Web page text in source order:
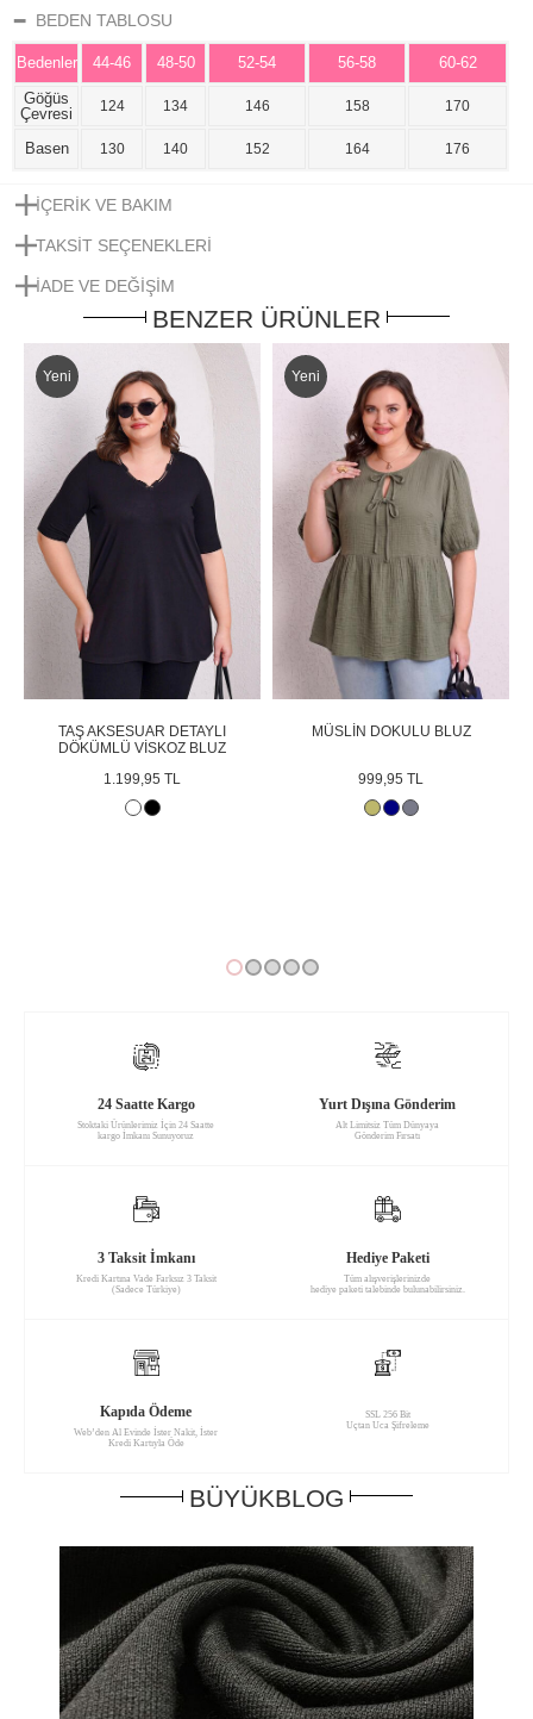
BEDEN TABLOSU
Bedenler 44-46 48-50 52-54 56-58
60-62
Göğüs
Çevresi
124 134 146 158 170
Basen 130 140 152 164 176
İÇERIK VE BAKIM
TAKSIT SEÇENEKLERI
IADE VE DEĞIŞIM
BENZER ÜRÜNLER
Yeni
TAŞ AKSESUAR DETAYLI
DÖKÜMLÜ VİSKOZ BLUZ
1.199,95 TL
Yeni
MÜSLİN DOKULU BLUZ
999,95 TL
24 Saatte Kargo
Stoktaki Ürünlerimiz İçin 24 Saatte
kargo İmkanı Sunuyoruz
Yurt Dışına Gönderim
Alt Limitsiz Tüm Dünyaya
Gönderim Fırsatı
3 Taksit İmkanı
Kredi Kartına Vade Farksız 3 Taksit
(Sadece Türkiye)
Hediye Paketi
Tüm alışverişlerinizde
hediye paketi talebinde bulunabilirsiniz.
Kapıda Ödeme
Web’den Al Evinde İster Nakit, İster
Kredi Kartıyla Öde
SSL 256 Bit
Uçtan Uca Şifreleme
BÜYÜKBLOG